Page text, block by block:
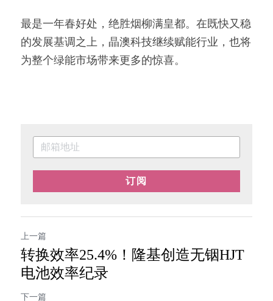
最是一年春好处，绝胜烟柳满皇都。在既快又稳
的发展基调之上，晶澳科技继续赋能行业，也将
为整个绿能市场带来更多的惊喜。
订阅
上一篇
转换效率25.4%！隆基创造无铟HJT
电池效率纪录
下一篇